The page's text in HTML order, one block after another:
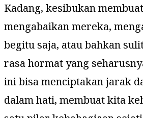
Kadang, kesibukan
mengabaikan mereka,
begitu saja, atau bahkan
rasa hormat yang
ini bisa menciptakan jarak
dalam hati, membuat kita